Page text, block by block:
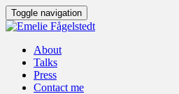
Toggle navigation
About
Talks
Press
Contact me